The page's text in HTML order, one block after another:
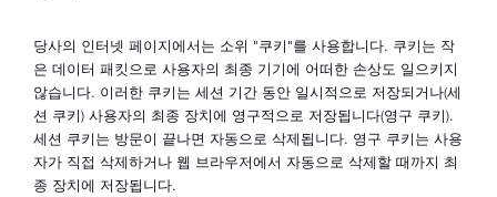
당사의 인터넷 페이지에서는 소위 "쿠키"를 사용합니다. 쿠키는 작
은 데이터 패킷으로 사용자의 최종 기기에 어떠한 손상도 일으키지
않습니다. 이러한 쿠키는 세션 기간 동안 일시적으로 저장되거나(세
션 쿠키) 사용자의 최종 장치에 영구적으로 저장됩니다(영구 쿠키).
세션 쿠키는 방문이 끝나면 자동으로 삭제됩니다. 영구 쿠키는 사용
자가 직접 삭제하거나 웹 브라우저에서 자동으로 삭제할 때까지 최
종 장치에 저장됩니다.